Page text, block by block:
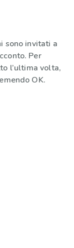
sono invitati a
Per
l’ultima volta,
OK.